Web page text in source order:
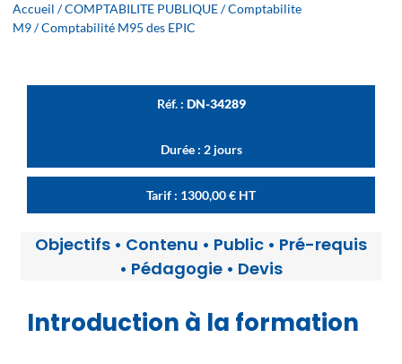
Accueil /COMPTABILITE PUBLIQUE/Comptabilite
M9/ Comptabilité M95 des EPIC
Réf. : DN-34289
Durée : 2 jours
Tarif : 1300,00€ HT
Objectifs • Contenu • Public • Pré-requis
• Pédagogie • Devis
Introduction à la formation